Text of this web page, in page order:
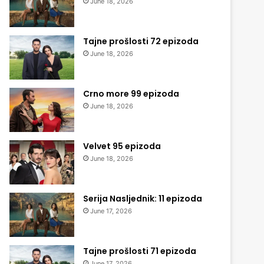
Tajne prošlosti 72 epizoda
June 18, 2026
Crno more 99 epizoda
June 18, 2026
Velvet 95 epizoda
June 18, 2026
Serija Nasljednik: 11 epizoda
June 17, 2026
Tajne prošlosti 71 epizoda